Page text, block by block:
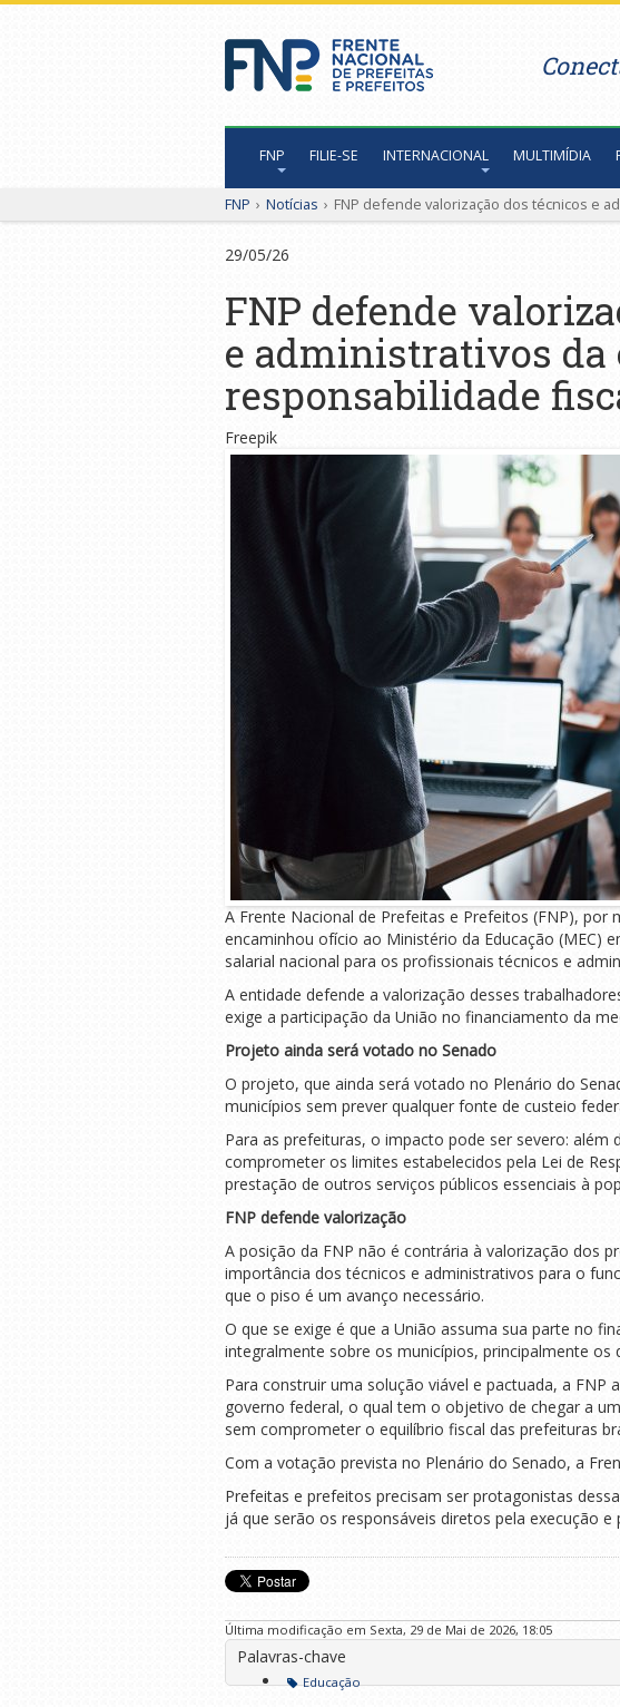
FNP FILIE-SE INTERNACIONAL MULTIMÍDIA
FNP › Notícias › FNP defende valorização dos técnicos e
29/05/26
FNP defende
e administrativos da
responsabilidade
Freepik
A Frente Nacional de Prefeitas e Prefeitos (FNP), por
encaminhou ofício ao Ministério da Educação (MEC)
salarial nacional para os profissionais técnicos e
A entidade defende a valorização desses
exige a participação da União no financiamento da
Projeto ainda será votado no Senado
O projeto, que ainda será votado no Plenário do
municípios sem prever qualquer fonte de custeio
Para as prefeituras, o impacto pode ser severo:
comprometer os limites estabelecidos pela Lei de
prestação de outros serviços públicos essenciais à
FNP defende valorização
A posição da FNP não é contrária à valorização dos
importância dos técnicos e administrativos para o
que o piso é um avanço necessário.
O que se exige é que a União assuma sua parte no
integralmente sobre os municípios, principalmente
Para construir uma solução viável e pactuada, a
governo federal, o qual tem o objetivo de chegar a
sem comprometer o equilíbrio fiscal das prefeituras
Com a votação prevista no Plenário do Senado, a
Prefeitas e prefeitos precisam ser protagonistas
já que serão os responsáveis diretos pela execução
Última modificação em Sexta, 29 de Mai de 2026, 18:05
Palavras-chave
Educação